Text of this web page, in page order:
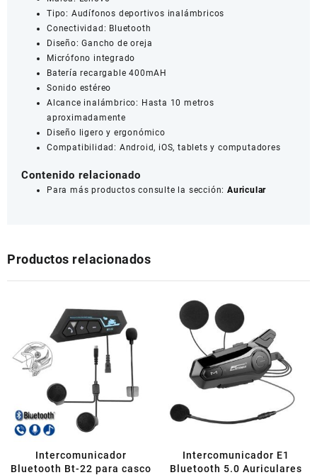
Tipo: Audífonos deportivos inalámbricos
Conectividad: Bluetooth
Diseño: Gancho de oreja
Micrófono integrado
Batería recargable 400mAH
Sonido estéreo
Alcance inalámbrico: Hasta 10 metros
aproximadamente
Diseño ligero y ergonómico
Compatibilidad: Android, iOS, tablets y computadores
Contenido relacionado
Para más productos consulte la sección: Auricular
Productos relacionados
Intercomunicador
Bluetooth Bt-22 para casco
Intercomunicador E1
Bluetooth 5.0 Auriculares